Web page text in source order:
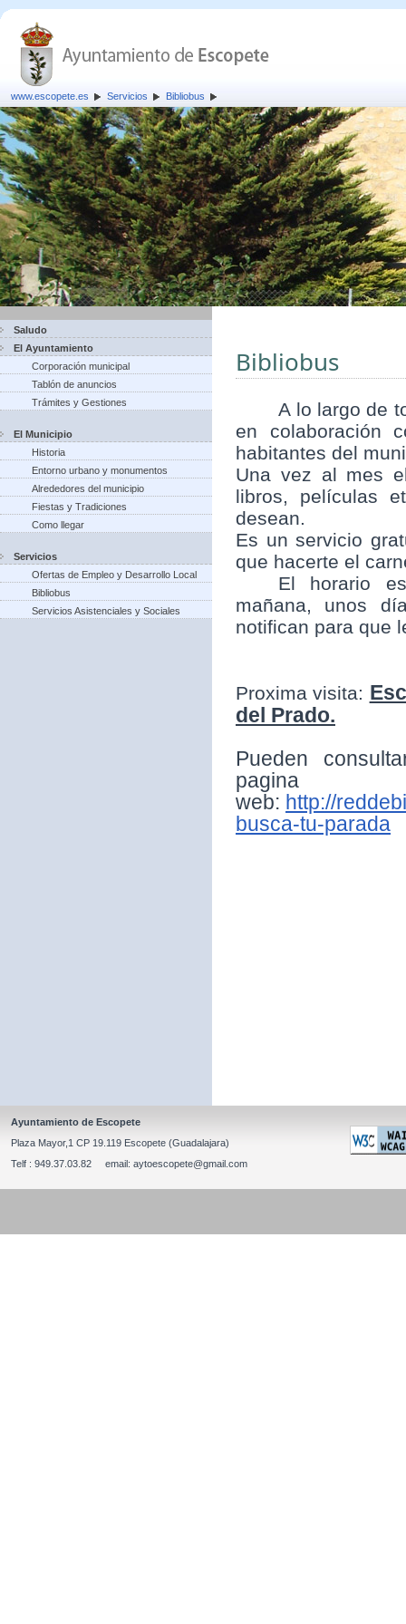
www.escopete.es Servicios Bibliobus
Saludo
El Ayuntamiento
Corporación municipal
Tablón de anuncios
Trámites y Gestiones
El Municipio
Historia
Entorno urbano y monumentos
Alrededores del municipio
Fiestas y Tradiciones
Como llegar
Servicios
Ofertas de Empleo y Desarrollo Local
Bibliobus
Servicios Asistenciales y Sociales
Bibliobus
A lo largo de
en colaboración
habitantes del
Una vez al mes
libros, películas
desean.
Es un servicio
que hacerte el
El horario
mañana, unos
notifican para que
Proxima visita:
del Prado.
Pueden
pagina
web: http://
busca-tu-parada
Ayuntamiento de Escopete
Plaza Mayor,1 CP 19.119 Escopete (Guadalajara)
Telf : 949.37.03.82 email: aytoescopete@gmail.com